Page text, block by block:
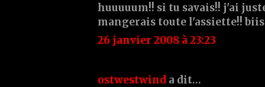
huuuuum!! si tu savais!! j'ai
mangerais toute l'assiette!!
26 janvier 2008 à 23:23
ostwestwind a dit…